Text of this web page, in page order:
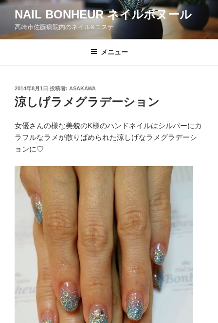
コ
ン
NAIL BONHEUR ネイルボヌール
高崎市佐藤病院内のネイル&エステ
メニュー
投
稿
日:
2014年8月1日 投稿者: ASAKAWA
涼しげラメグラデーション
女優さんの様な美貌のK様のハンドネイルはシルバーにカ
ラフルなラメが散りばめられた涼しげなラメグラデーシ
ョンに♡